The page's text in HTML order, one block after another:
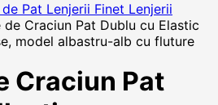
Pat Lenjerii Finet Lenjerii
de Craciun Pat Dublu cu Elastic
model albastru-alb cu fluture
Craciun Pat